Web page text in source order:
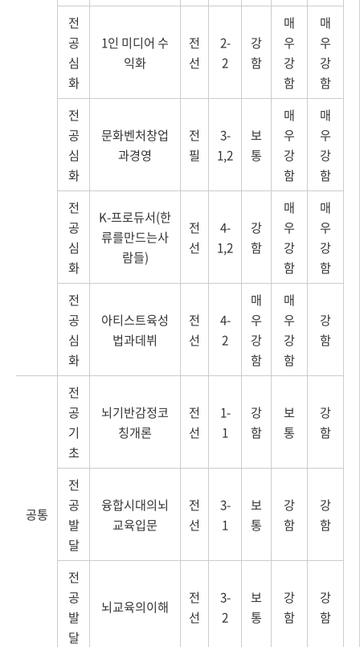
전
공
심
화
1인 미디어 수
익화
전
선
2-
2
강
함
매
우
강
함
매
우
강
함
전
공
심
화
문화벤처창업
과경영
전
필
3-
1,2
보
통
매
우
강
함
매
우
강
함
전
공
심
화
K-프로듀서(한
류를만드는사
람들)
전
선
4-
1,2
강
함
매
우
강
함
매
우
강
함
전
공
심
화
아티스트육성
법과데뷔
전
선
4-
2
매
우
강
함
매
우
강
함
강
함
공통
전
공
기
초
뇌기반감정코
칭개론
전
선
1-
1
강
함
보
통
강
함
전
공
발
달
융합시대의뇌
교육입문
전
선
3-
1
보
통
강
함
강
함
전
공
발
달
뇌교육의이해
전
선
3-
2
보
통
강
함
강
함